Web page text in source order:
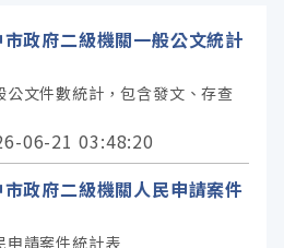
(1)
政府二級機關一般公文統計
文件數統計，包含發文、存查
06-21 03:48:20
政府二級機關人民申請案件
申請案件統計表